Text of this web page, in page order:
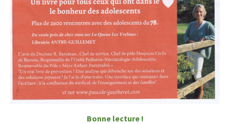
Bonne lecture !